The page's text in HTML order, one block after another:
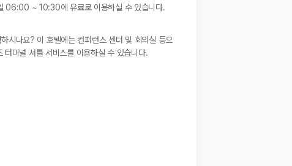
06:00 ~ 10:30에 유료로 이용하실 수 있습니다.
시나요? 이 호텔에는 컨퍼런스 센터 및 회의실 등으
미널 셔틀 서비스를 이용하실 수 있습니다.